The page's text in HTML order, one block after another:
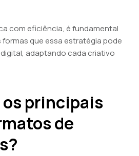
com eficiência, é fundamental
que essa estratégia pode
adaptando cada criativo
os principais
de